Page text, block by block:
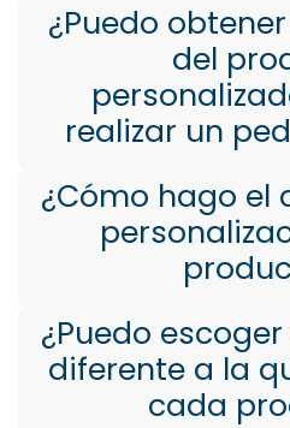
¿Puedo
del
realizar un
¿Cómo hago el
¿Puedo
diferente a la
cada